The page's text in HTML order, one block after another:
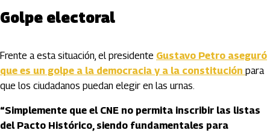
Golpe electoral
Frente a esta situación, el presidente Gustavo Petro aseguró
que es un golpe a la democracia y a la constitución para
que los ciudadanos puedan elegir en las urnas.
“Simplemente que el CNE no permita inscribir las listas
del Pacto Histórico, siendo fundamentales para